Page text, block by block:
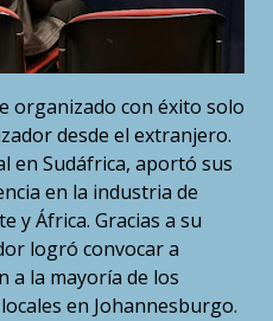
organizado con éxito solo
desde el extranjero.
en Sudáfrica, aportó sus
en la industria de
y África. Gracias a su
logró convocar a
a la mayoría de los
en Johannesburgo.